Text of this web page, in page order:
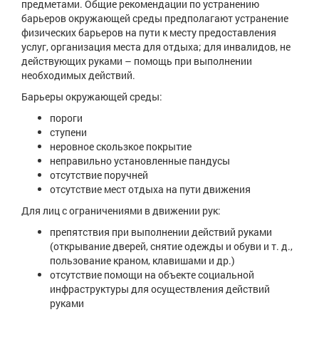
предметами. Общие рекомендации по устранению
барьеров окружающей среды предполагают устранение
физических барьеров на пути к месту предоставления
услуг, организация места для отдыха; для инвалидов, не
действующих руками – помощь при выполнении
необходимых действий.
Барьеры окружающей среды:
пороги
ступени
неровное скользкое покрытие
неправильно установленные пандусы
отсутствие поручней
отсутствие мест отдыха на пути движения
Для лиц с ограничениями в движении рук:
препятствия при выполнении действий руками
(открывание дверей, снятие одежды и обуви и т. д.,
пользование краном, клавишами и др.)
отсутствие помощи на объекте социальной
инфраструктуры для осуществления действий
руками